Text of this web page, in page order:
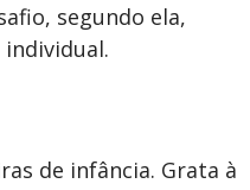
segundo ela,
de infância. Grata à